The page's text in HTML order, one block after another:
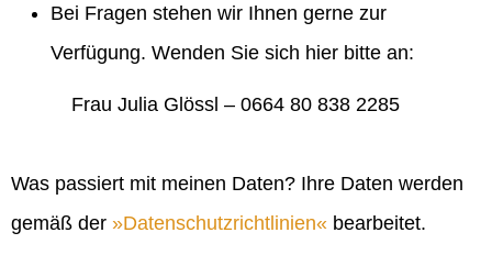
Bei Fragen stehen wir Ihnen gerne zur
Verfügung. Wenden Sie sich hier bitte an:
Frau Julia Glössl – 0664 80 838 2285
Was passiert mit meinen Daten? Ihre Daten werden
gemäß der
Datenschutzrichtlinien bearbeitet.